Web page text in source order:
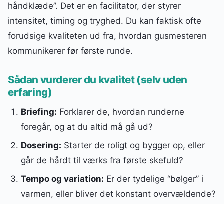
håndklæde”. Det er en facilitator, der styrer
intensitet, timing og tryghed. Du kan faktisk ofte
forudsige kvaliteten ud fra, hvordan gusmesteren
kommunikerer før første runde.
Sådan vurderer du kvalitet (selv uden
erfaring)
Briefing: Forklarer de, hvordan runderne
foregår, og at du altid må gå ud?
Dosering: Starter de roligt og bygger op, eller
går de hårdt til værks fra første skefuld?
Tempo og variation: Er der tydelige “bølger” i
varmen, eller bliver det konstant overvældende?